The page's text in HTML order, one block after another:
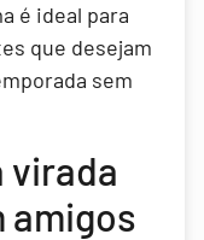
é ideal para
que desejam
sem
virada
amigos